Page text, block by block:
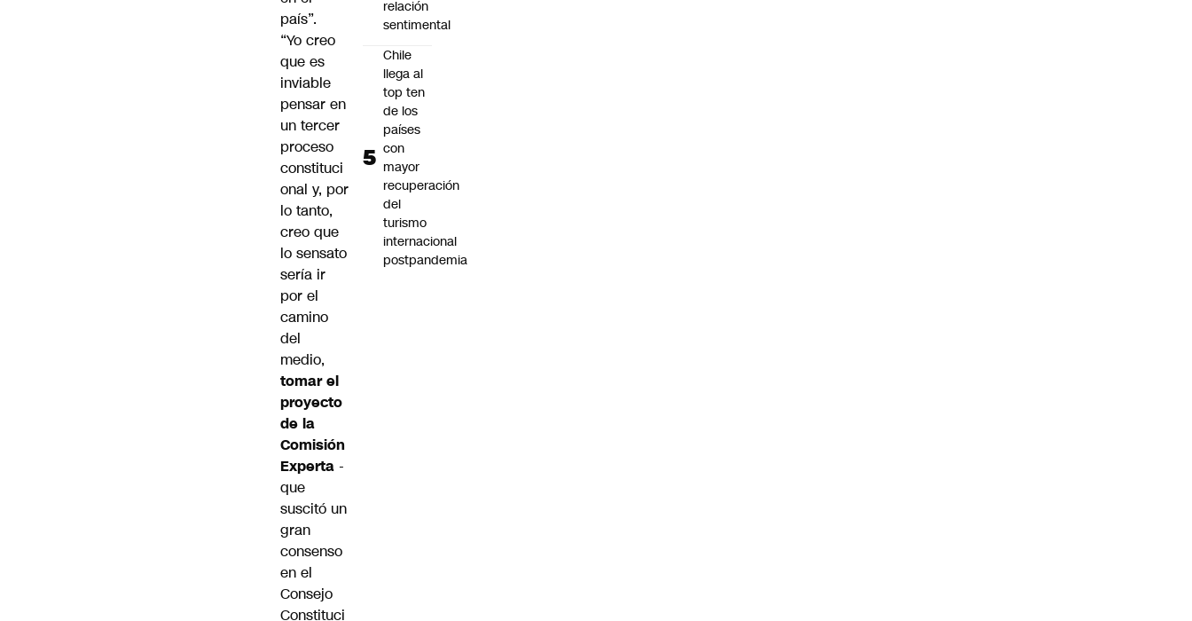
país”.
“Yo creo
que es
inviable
pensar en
un tercer
proceso
constituci
onal y, por
lo tanto,
creo que
lo sensato
sería ir
por el
camino
del
medio,
tomar el
proyecto
de la
Comisión
Experta -
que
suscitó un
gran
consenso
en el
Consejo
Constituci
relación
sentimental
Chile
llega al
top ten
de los
países
con
mayor
recuperación
del
turismo
internacional
postpandemia